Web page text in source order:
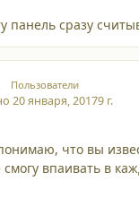
панель сразу
Пользователи
20 января, 20179 г.
что вы
впаивать в